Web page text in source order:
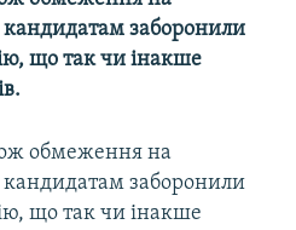
кандидатам заборонили
що так чи інакше
обмеження на
кандидатам заборонили
що так чи інакше